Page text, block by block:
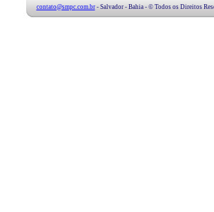
contato@smpc.com.br- Salvador - Bahia - © Todos os Direitos